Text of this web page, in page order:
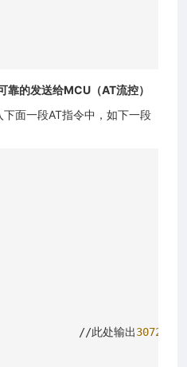
的发送给MCU（AT流控）
面一段AT指令中，如下一段
//此处输出3072